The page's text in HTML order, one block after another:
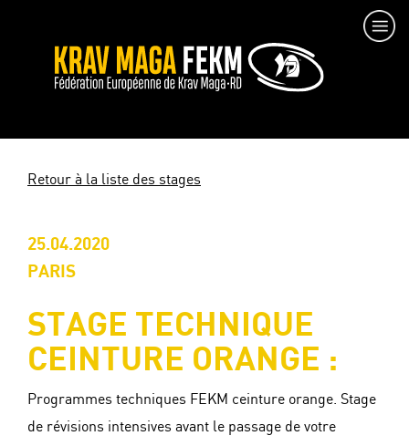
Retour à la liste des stages
25.04.2020
PARIS
STAGE TECHNIQUE
CEINTURE ORANGE :
Programmes techniques FEKM ceinture orange. Stage
de révisions intensives avant le passage de votre